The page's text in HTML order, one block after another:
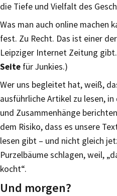
die Tiefe und Vielfalt des
Was man auch online machen
fest. Zu Recht. Das ist einer
Leipziger Internet Zeitung
Seite für Junkies.)
Wer uns begleitet hat, weiß,
ausführliche Artikel zu lesen,
und Zusammenhänge
dem Risiko, dass es unsere
lesen gibt – und nicht gleich
Purzelbäume schlagen, weil,
kocht“.
Und morgen?